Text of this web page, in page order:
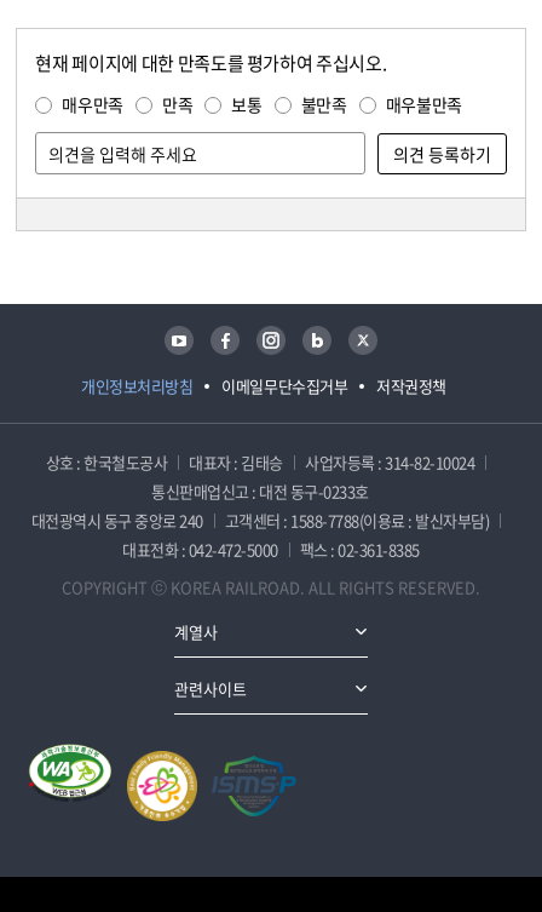
현재 페이지에 대한 만족도를 평가하여 주십시오.
매우만족 만족 보통 불만족 매우불만족
개인정보처리방침 이메일무단수집거부 저작권정책
유튜브 페이스북 인스타그램 블로그 트위터
상호 : 한국철도공사 대표자 : 김태승
사업자등록 : 314-82-10024
통신판매업신고 : 대전 동구-0233호
대전광역시 동구 중앙로 240
고객센터 : 1588-7788(이용료 : 발신자부담)
대표전화 : 042-472-5000
팩스 : 02-361-8385
COPYRIGHT ⓒ KOREA RAILROAD. ALL RIGHTS RESERVED.
계열사
관련사이트